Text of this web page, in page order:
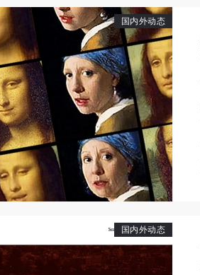
国内外动态
国内外动态